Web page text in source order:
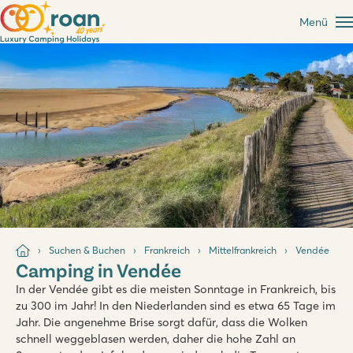
Menü
Suchen & Buchen Frankreich Mittelfrankreich Vendée
Camping in Vendée
In der Vendée gibt es die meisten Sonntage in Frankreich, bis
zu 300 im Jahr! In den Niederlanden sind es etwa 65 Tage im
Jahr. Die angenehme Brise sorgt dafür, dass die Wolken
schnell weggeblasen werden, daher die hohe Zahl an